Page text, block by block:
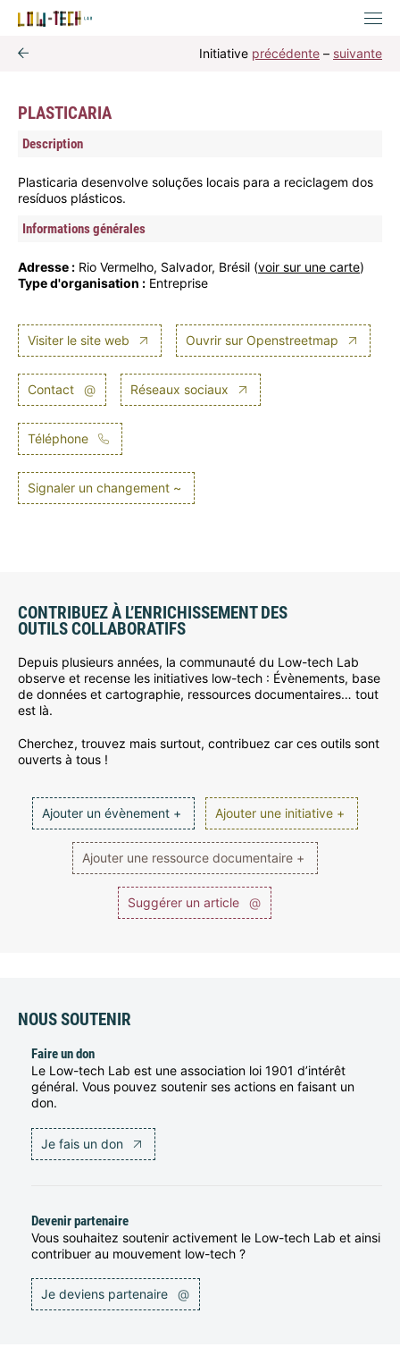
Initiative précédente – suivante
PLASTICARIA
Description
Plasticaria desenvolve soluções locais para a reciclagem dos
resíduos plásticos.
Informations générales
Adresse : Rio Vermelho, Salvador, Brésil (voir sur une carte)
Type d'organisation : Entreprise
Visiter le site web Ouvrir sur Openstreetmap
Contact @ Réseaux sociaux
Téléphone
Signaler un changement ~
CONTRIBUEZ À L’ENRICHISSEMENT DES
OUTILS COLLABORATIFS
Depuis plusieurs années, la communauté du Low-tech Lab
observe et recense les initiatives low-tech : Évènements, base
de données et cartographie, ressources documentaires… tout
est là.
Cherchez, trouvez mais surtout, contribuez car ces outils sont
ouverts à tous !
Ajouter un évènement + Ajouter une initiative +
Ajouter une ressource documentaire +
Suggérer un article @
NOUS SOUTENIR
Faire un don
Le Low-tech Lab est une association loi 1901 d’intérêt
général. Vous pouvez soutenir ses actions en faisant un
don.
Je fais un don
Devenir partenaire
Vous souhaitez soutenir activement le Low-tech Lab et ainsi
contribuer au mouvement low-tech ?
Je deviens partenaire @